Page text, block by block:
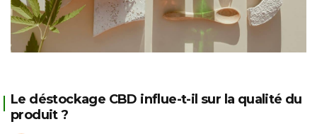
Le déstockage CBD influe-t-il sur la qualité du
produit ?